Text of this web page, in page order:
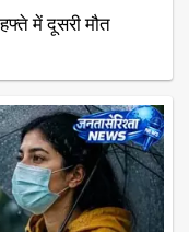
में दूसरी मौत